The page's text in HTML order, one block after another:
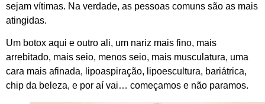
sejam vítimas. Na verdade, as pessoas comuns são as mais
atingidas.
Um botox aqui e outro ali, um nariz mais fino, mais
arrebitado, mais seio, menos seio, mais musculatura, uma
cara mais afinada, lipoaspiração, lipoescultura, bariátrica,
chip da beleza, e por aí vai… começamos e não paramos.